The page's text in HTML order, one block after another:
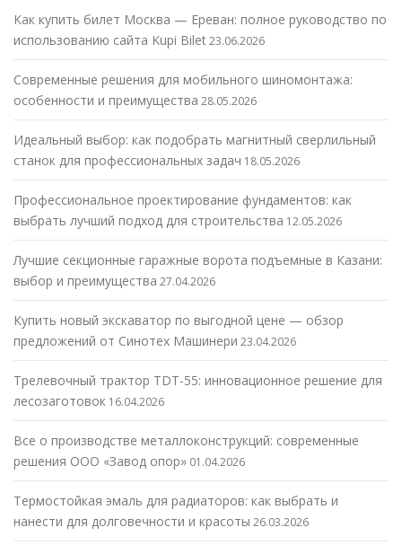
Как купить билет Москва — Ереван: полное руководство по
использованию сайта Kupi Bilet23.06.2026
Современные решения для мобильного шиномонтажа:
особенности и преимущества 28.05.2026
Идеальный выбор: как подобрать магнитный сверлильный
станок для профессиональных задач 18.05.2026
Профессиональное проектирование фундаментов: как
выбрать лучший подход для строительства 12.05.2026
Лучшие секционные гаражные ворота подъемные в Казани:
выбор и преимущества 27.04.2026
Купить новый экскаватор по выгодной цене — обзор
предложений от Синотех Машинери 23.04.2026
Трелевочный трактор TDT-55: инновационное решение для
лесозаготовок 16.04.2026
Все о производстве металлоконструкций: современные
решения ООО «Завод опор» 01.04.2026
Термостойкая эмаль для радиаторов: как выбрать и
нанести для долговечности и красоты 26.03.2026